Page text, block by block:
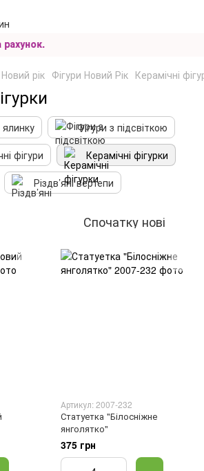
Новий рік Фігури Новий Рік Керамічні
Фігури з підсвіткою
фігури
Керамічні фігурки
Різдв’яні вертепи
Спочатку нові
Артикул: 2007-232
Статуетка "Білосніжне
янголятко"
375 грн